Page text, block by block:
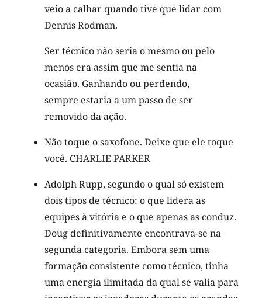
veio a calhar quando tive que lidar com
Dennis Rodman.
Ser técnico não seria o mesmo ou pelo
menos era assim que me sentia na
ocasião. Ganhando ou perdendo,
sempre estaria a um passo de ser
removido da ação.
Não toque o saxofone. Deixe que ele toque
você. CHARLIE PARKER
Adolph Rupp, segundo o qual só existem
dois tipos de técnico: o que lidera as
equipes à vitória e o que apenas as conduz.
Doug definitivamente encontrava-se na
segunda categoria. Embora sem uma
formação consistente como técnico, tinha
uma energia ilimitada da qual se valia para